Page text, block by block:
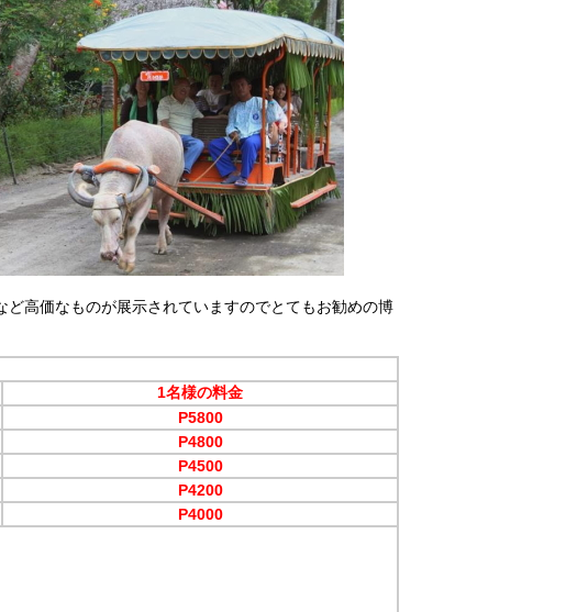
高価なものが展示されていますのでとてもお勧めの博
1名様の料金
P5800
P4800
P4500
P4200
P4000